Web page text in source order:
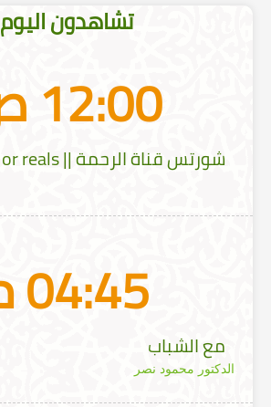
تشاهدون اليوم
12:00 ص
شورتس قناة الرحمة || shortes or reals
04:45 م
مع الشباب
الدكتور محمود نصر